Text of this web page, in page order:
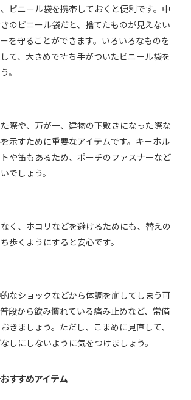
ビニール袋を携帯しておくと便利です。中
のビニール袋だと、捨てたものが見えない
を守ることができます。いろいろなものを
て、大きめで持ち手がついたビニール袋を
。
際や、万が一、建物の下敷きになった際な
示すために重要なアイテムです。キーホル
や笛もあるため、ポーチのファスナーなど
でしょう。
く、ホコリなどを避けるためにも、替えの
歩くようにすると安心です。
なショックなどから体調を崩してしまう可
段から飲み慣れている痛み止めなど、常備
きましょう。ただし、こまめに見直して、
しにしないように気をつけましょう。
すすめアイテム